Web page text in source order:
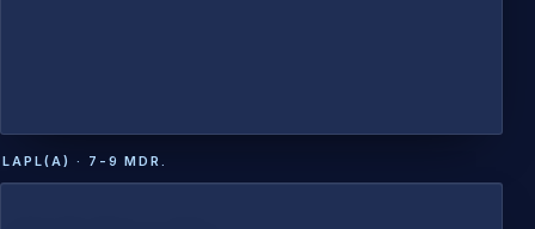
LAPL(A) · 7-9 MDR.